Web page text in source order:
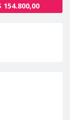
154.800,00